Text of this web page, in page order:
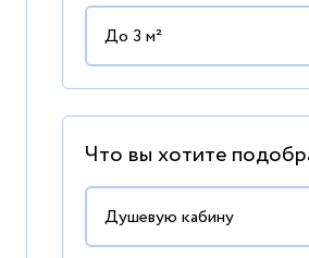
Что вы хотите